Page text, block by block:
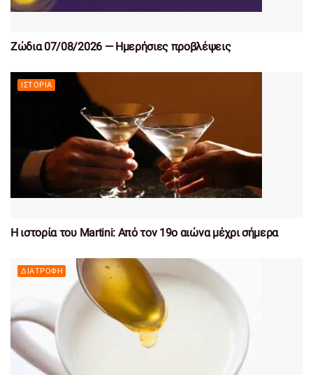
Ζώδια 07/08/2026 — Ημερήσιες προβλέψεις
ΙΣΤΟΡΊΑ
Η ιστορία του Martini: Από τον 19ο αιώνα μέχρι σήμερα
ΔΙΑΤΡΟΦΉ